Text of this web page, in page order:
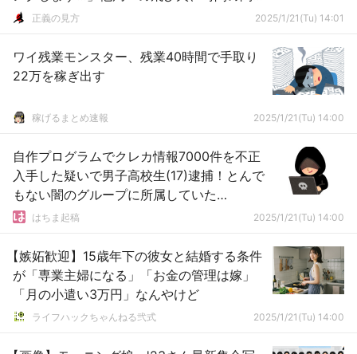
かｗ正義の見方 2025/1/21(Tu) 14:01
ワイ残業モンスター、残業40時間で手取り
22万を稼ぎ出す
稼げるまとめ速報 2025/1/21(Tu) 14:00
自作プログラムでクレカ情報7000件を不正
入手した疑いで男子高校生(17)逮捕！とんで
もない闇のグループに所属していた…
はちま起稿 2025/1/21(Tu) 14:00
【嫉妬歓迎】15歳年下の彼女と結婚する条件
が「専業主婦になる」「お金の管理は嫁」
「月の小遣い3万円」なんやけど
ライフハックちゃんねる弐式 2025/1/21(Tu) 14:00